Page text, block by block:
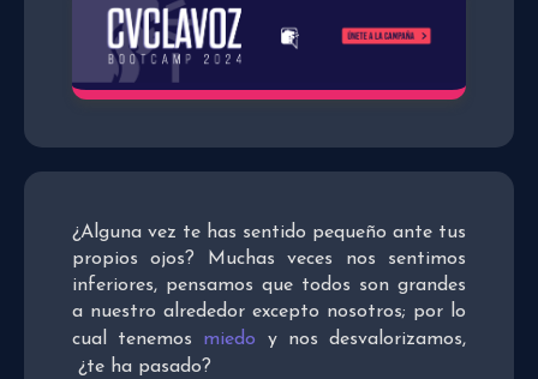
¿Alguna vez te has sentido pequeño ante tus
propios ojos? Muchas veces nos sentimos
inferiores, pensamos que todos son grandes
a nuestro alrededor excepto nosotros; por lo
cual tenemos miedo y nos desvalorizamos,
¿te ha pasado?